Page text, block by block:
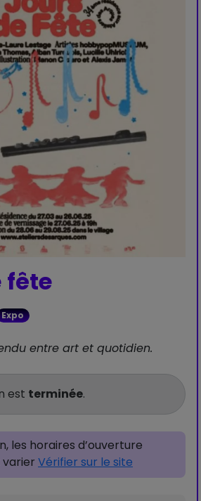
fête
Expo
entre art et quotidien.
est terminée.
les horaires d’ouverture
Vérifier sur le site